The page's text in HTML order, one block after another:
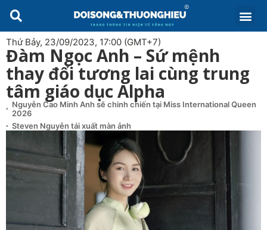
Thứ Bảy, 23/09/2023, 17:00 (GMT+7)
Đàm Ngọc Anh – Sứ mệnh
thay đổi tương lai cùng trung
tâm giáo dục Alpha
Nguyễn Cao Minh Anh sẽ chinh chiến tại Miss International Queen
2026
Steven Nguyễn tái xuất màn ảnh